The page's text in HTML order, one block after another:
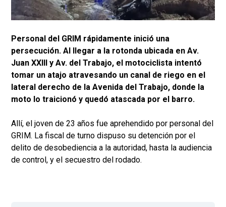
Personal del GRIM rápidamente inició una
persecución. Al llegar a la rotonda ubicada en Av.
Juan XXIII y Av. del Trabajo, el motociclista intentó
tomar un atajo atravesando un canal de riego en el
lateral derecho de la Avenida del Trabajo, donde la
moto lo traicionó y quedó atascada por el barro.
Allí, el joven de 23 años fue aprehendido por personal del
GRIM. La fiscal de turno dispuso su detención por el
delito de desobediencia a la autoridad, hasta la audiencia
de control, y el secuestro del rodado.